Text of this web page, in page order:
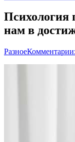
Психология
нам в
Разное